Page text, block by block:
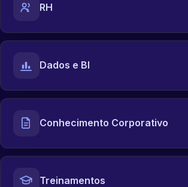
RH
Dados e BI
Conhecimento Corporativo
Treinamentos